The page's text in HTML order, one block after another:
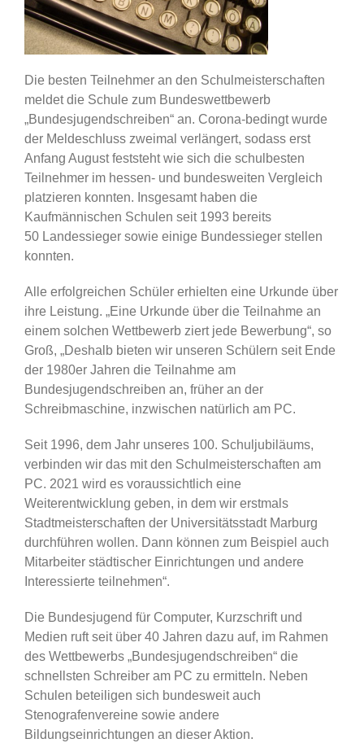
Die besten Teilnehmer an den Schulmeisterschaften
meldet die Schule zum Bundeswettbewerb
„Bundesjugendschreiben“ an. Corona-bedingt wurde
der Meldeschluss zweimal verlängert, sodass erst
Anfang August feststeht wie sich die schulbesten
Teilnehmer im hessen- und bundesweiten Vergleich
platzieren konnten. Insgesamt haben die
Kaufmännischen Schulen seit 1993 bereits
50 Landessieger sowie einige Bundessieger stellen
konnten.
Alle erfolgreichen Schüler erhielten eine Urkunde über
ihre Leistung. „Eine Urkunde über die Teilnahme an
einem solchen Wettbewerb ziert jede Bewerbung“, so
Groß, „Deshalb bieten wir unseren Schülern seit Ende
der 1980er Jahren die Teilnahme am
Bundesjugendschreiben an, früher an der
Schreibmaschine, inzwischen natürlich am PC.
Seit 1996, dem Jahr unseres 100. Schuljubiläums,
verbinden wir das mit den Schulmeisterschaften am
PC. 2021 wird es voraussichtlich eine
Weiterentwicklung geben, in dem wir erstmals
Stadtmeisterschaften der Universitätsstadt Marburg
durchführen wollen. Dann können zum Beispiel auch
Mitarbeiter städtischer Einrichtungen und andere
Interessierte teilnehmen“.
Die Bundesjugend für Computer, Kurzschrift und
Medien ruft seit über 40 Jahren dazu auf, im Rahmen
des Wettbewerbs „Bundesjugendschreiben“ die
schnellsten Schreiber am PC zu ermitteln. Neben
Schulen beteiligen sich bundesweit auch
Stenografenvereine sowie andere
Bildungseinrichtungen an dieser Aktion.